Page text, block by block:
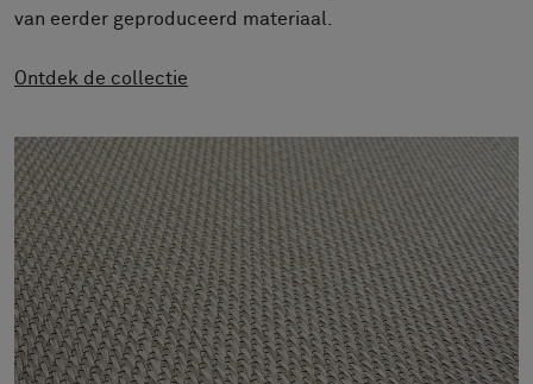
FAQ
Image & Material Bank
Selecteer land
van eerder geproduceerd materiaal.
Ontdek de collectie